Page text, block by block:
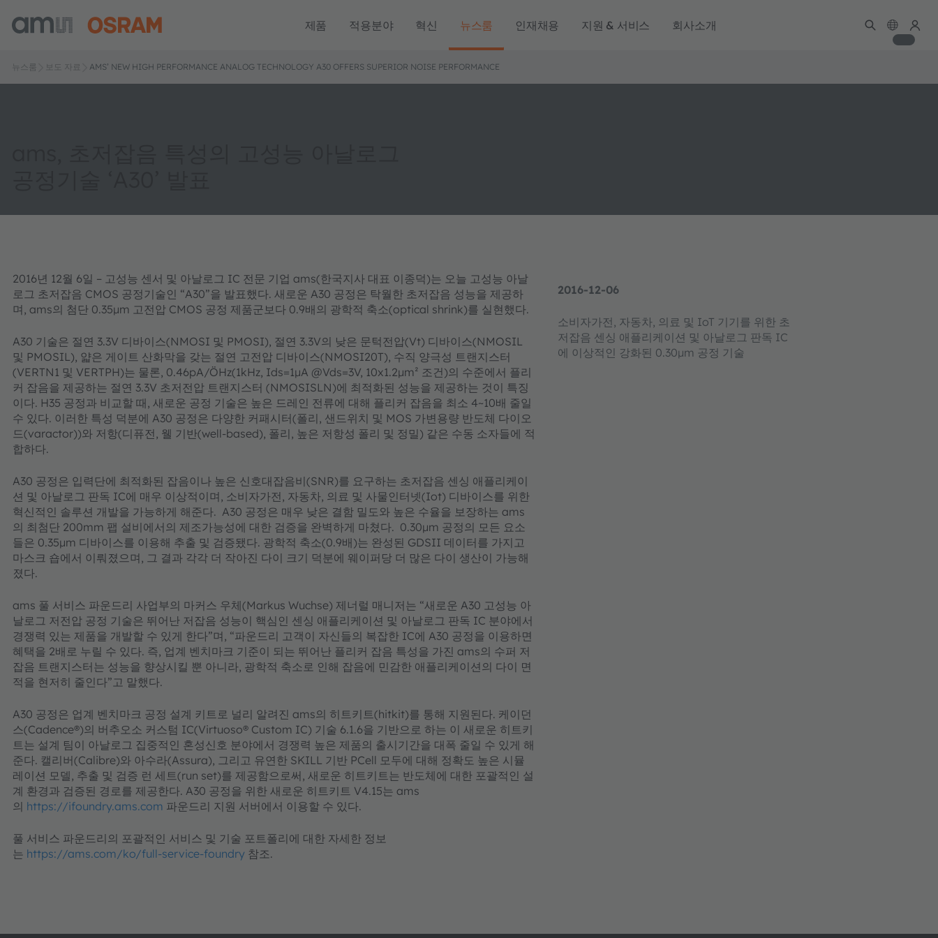
제품 적용분야 혁신 뉴스룸 인재채용 지원 & 서비스 회사소개
뉴스룸 보도 자료 AMS’ NEW HIGH PERFORMANCE ANALOG TECHNOLOGY A30 OFFERS SUPERIOR NOISE PERFORMANCE
2016-12-06
소비자가전, 자동차, 의료 및 IoT 기기를 위한 초
저잡음 센싱 애플리케이션 및 아날로그 판독 IC
에 이상적인 강화된 0.30µm 공정 기술
2016년 12월 6일 – 고성능 센서 및 아날로그 IC 전문 기업 ams(한국지사 대표 이종덕)는 오늘 고성능 아날
로그 초저잡음 CMOS 공정기술인 “A30”을 발표했다. 새로운 A30 공정은 탁월한 초저잡음 성능을 제공하
며, ams의 첨단 0.35µm 고전압 CMOS 공정 제품군보다 0.9배의 광학적 축소(optical shrink)를 실현했다.
A30 기술은 절연 3.3V 디바이스(NMOSI 및 PMOSI), 절연 3.3V의 낮은 문턱전압(Vt) 디바이스(NMOSIL
및 PMOSIL), 얇은 게이트 산화막을 갖는 절연 고전압 디바이스(NMOSI20T), 수직 양극성 트랜지스터
(VERTN1 및 VERTPH)는 물론, 0.46pA/ÖHz(1kHz, Ids=1µA @Vds=3V, 10x1.2µm² 조건)의 수준에서 플리
커 잡음을 제공하는 절연 3.3V 초저전압 트랜지스터 (NMOSISLN)에 최적화된 성능을 제공하는 것이 특징
이다. H35 공정과 비교할 때, 새로운 공정 기술은 높은 드레인 전류에 대해 플리커 잡음을 최소 4~10배 줄일
수 있다. 이러한 특성 덕분에 A30 공정은 다양한 커패시터(폴리, 샌드위치 및 MOS 가변용량 반도체 다이오
드(varactor))와 저항(디퓨전, 웰 기반(well-based), 폴리, 높은 저항성 폴리 및 정밀) 같은 수동 소자들에 적
합하다.
A30 공정은 입력단에 최적화된 잡음이나 높은 신호대잡음비(SNR)를 요구하는 초저잡음 센싱 애플리케이
션 및 아날로그 판독 IC에 매우 이상적이며, 소비자가전, 자동차, 의료 및 사물인터넷(Iot) 디바이스를 위한
혁신적인 솔루션 개발을 가능하게 해준다. A30 공정은 매우 낮은 결함 밀도와 높은 수율을 보장하는 ams
의 최첨단 200mm 팹 설비에서의 제조가능성에 대한 검증을 완벽하게 마쳤다. 0.30µm 공정의 모든 요소
들은 0.35µm 디바이스를 이용해 추출 및 검증됐다. 광학적 축소(0.9배)는 완성된 GDSII 데이터를 가지고
마스크 숍에서 이뤄졌으며, 그 결과 각각 더 작아진 다이 크기 덕분에 웨이퍼당 더 많은 다이 생산이 가능해
졌다.
ams 풀 서비스 파운드리 사업부의 마커스 우체(Markus Wuchse) 제너럴 매니저는 “새로운 A30 고성능 아
날로그 저전압 공정 기술은 뛰어난 저잡음 성능이 핵심인 센싱 애플리케이션 및 아날로그 판독 IC 분야에서
경쟁력 있는 제품을 개발할 수 있게 한다”며, “파운드리 고객이 자신들의 복잡한 IC에 A30 공정을 이용하면
혜택을 2배로 누릴 수 있다. 즉, 업계 벤치마크 기준이 되는 뛰어난 플리커 잡음 특성을 가진 ams의 수퍼 저
잡음 트랜지스터는 성능을 향상시킬 뿐 아니라, 광학적 축소로 인해 잡음에 민감한 애플리케이션의 다이 면
적을 현저히 줄인다”고 말했다.
A30 공정은 업계 벤치마크 공정 설계 키트로 널리 알려진 ams의 히트키트(hitkit)를 통해 지원된다. 케이던
스(Cadence®)의 버추오소 커스텀 IC(Virtuoso® Custom IC) 기술 6.1.6을 기반으로 하는 이 새로운 히트키
트는 설계 팀이 아날로그 집중적인 혼성신호 분야에서 경쟁력 높은 제품의 출시기간을 대폭 줄일 수 있게 해
준다. 캘리버(Calibre)와 아수라(Assura), 그리고 유연한 SKILL 기반 PCell 모두에 대해 정확도 높은 시뮬
레이션 모델, 추출 및 검증 런 세트(run set)를 제공함으로써, 새로운 히트키트는 반도체에 대한 포괄적인 설
계 환경과 검증된 경로를 제공한다. A30 공정을 위한 새로운 히트키트 V4.15는 ams
의 https://ifoundry.ams.com 파운드리 지원 서버에서 이용할 수 있다.
풀 서비스 파운드리의 포괄적인 서비스 및 기술 포트폴리에 대한 자세한 정보
는 https://ams.com/ko/full-service-foundry 참조.